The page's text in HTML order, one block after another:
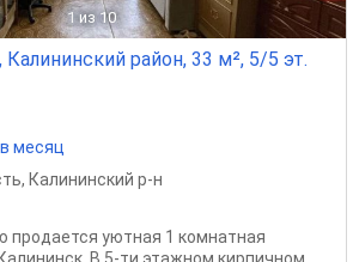
1 из 10
район, 33 м², 5/5 эт.
месяц
, Калининский р-н
продается уютная 1 комнатная